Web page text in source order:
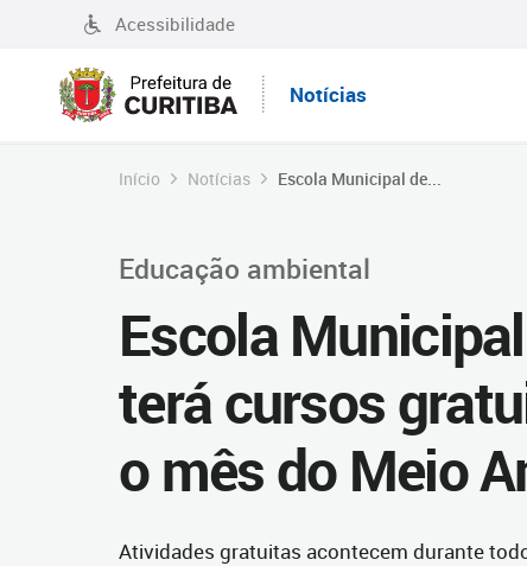
Acessibilidade
Notícias
Início Notícias Escola Municipal de...
Educação ambiental
Escola
terá cursos
o mês do Meio
Atividades gratuitas acontecem durante